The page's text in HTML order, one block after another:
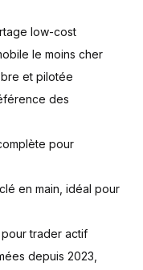
low-cost
le moins cher
et pilotée
des
pour
en main, idéal pour
trader actif
depuis 2023,